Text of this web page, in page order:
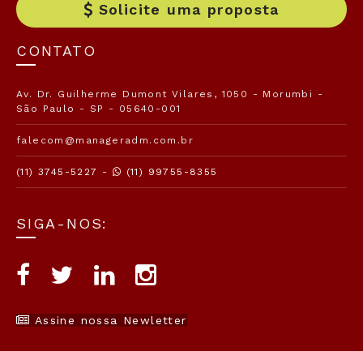
Solicite uma proposta
CONTATO
Av. Dr. Guilherme Dumont Vilares, 1050 - Morumbi -
São Paulo - SP - 05640-001
falecom@manageradm.com.br
(11) 3745-5227 - (11) 99755-8355
SIGA-NOS:
Assine nossa Newletter